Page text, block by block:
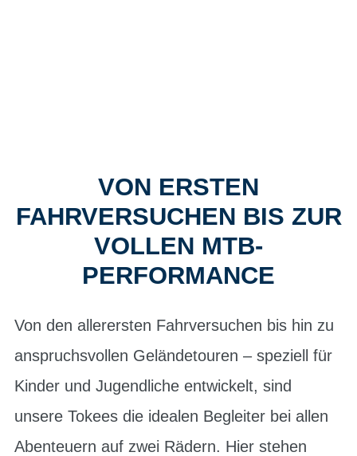
VON ERSTEN
FAHRVERSUCHEN BIS ZUR
VOLLEN MTB-
PERFORMANCE
Von den allerersten Fahrversuchen bis hin zu
anspruchsvollen Geländetouren – speziell für
Kinder und Jugendliche entwickelt, sind
unsere Tokees die idealen Begleiter bei allen
Abenteuern auf zwei Rädern. Hier stehen